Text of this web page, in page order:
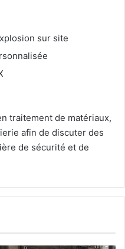
sur site
traitement de matériaux,
afin de discuter des
de sécurité et de